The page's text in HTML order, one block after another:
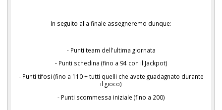
In seguito alla finale assegneremo dunque:
- Punti team dell'ultima giornata
- Punti schedina (fino a 94 con il Jackpot)
- Punti tifosi (fino a 110 + tutti quelli che avete guadagnato durante
il gioco)
- Punti scommessa iniziale (fino a 200)